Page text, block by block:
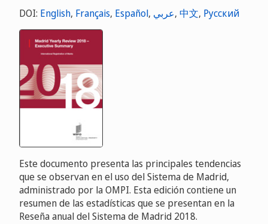
DOI: English, Français, Español, عربي, 中文, Русский
Este documento presenta las principales tendencias
que se observan en el uso del Sistema de Madrid,
administrado por la OMPI. Esta edición contiene un
resumen de las estadísticas que se presentan en la
Reseña anual del Sistema de Madrid 2018.